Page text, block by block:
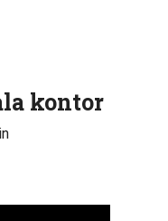
kontor